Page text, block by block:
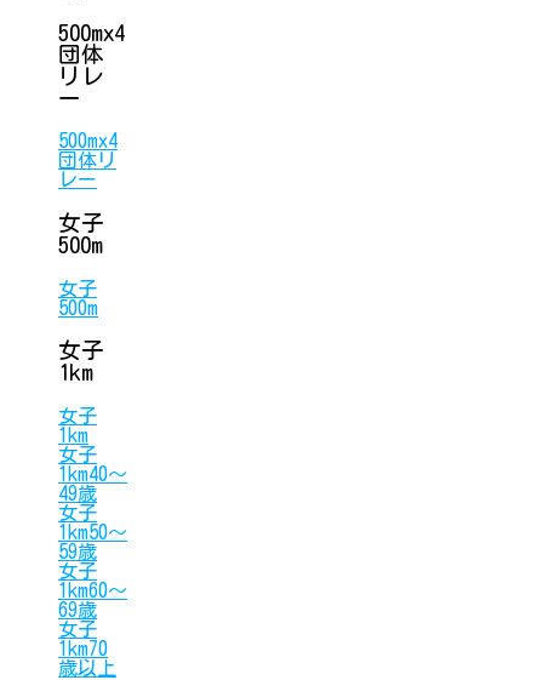
500mx4
団体
リレ
ー
500mx4
団体リ
レー
女子
500m
女子
500m
女子
1km
女子
1km
女子
1km40〜
49歳
女子
1km50〜
59歳
女子
1km60〜
69歳
女子
1km70
歳以上